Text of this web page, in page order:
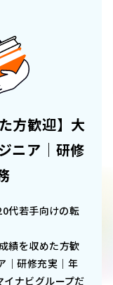
方歓迎】大
ニア｜研修
代若手向けの転
績を収めた方歓
｜研修充実｜年
ナビグループだ